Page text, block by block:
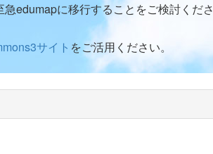
edumapに移行することをご検討くださ
サイト をご活用ください。